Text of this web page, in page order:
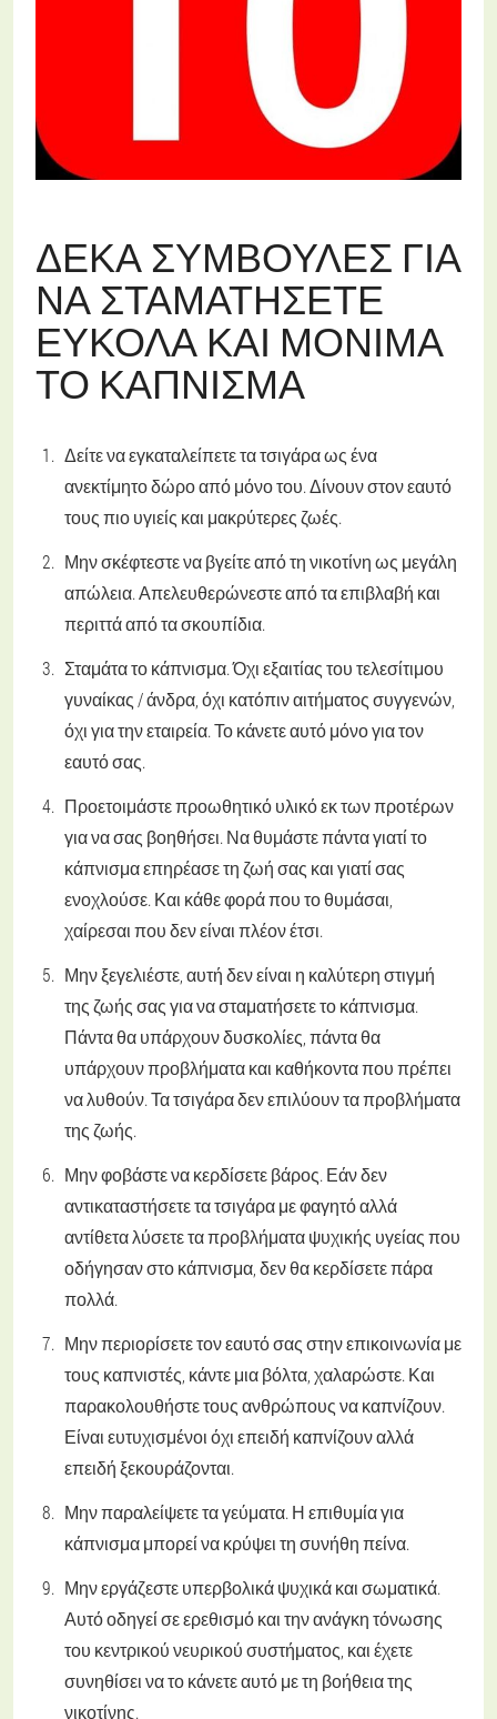
ΔΈΚΑ ΣΥΜΒΟΥΛΈΣ ΓΙΑ
ΝΑ ΣΤΑΜΑΤΉΣΕΤΕ
ΕΎΚΟΛΑ ΚΑΙ ΜΌΝΙΜΑ
ΤΟ ΚΆΠΝΙΣΜΑ
Δείτε να εγκαταλείπετε τα τσιγάρα ως ένα
ανεκτίμητο δώρο από μόνο του. Δίνουν στον εαυτό
τους πιο υγιείς και μακρύτερες ζωές.
Μην σκέφτεστε να βγείτε από τη νικοτίνη ως μεγάλη
απώλεια. Απελευθερώνεστε από τα επιβλαβή και
περιττά από τα σκουπίδια.
Σταμάτα το κάπνισμα. Όχι εξαιτίας του τελεσίτιμου
γυναίκας / άνδρα, όχι κατόπιν αιτήματος συγγενών,
όχι για την εταιρεία. Το κάνετε αυτό μόνο για τον
εαυτό σας.
Προετοιμάστε προωθητικό υλικό εκ των προτέρων
για να σας βοηθήσει. Να θυμάστε πάντα γιατί το
κάπνισμα επηρέασε τη ζωή σας και γιατί σας
ενοχλούσε. Και κάθε φορά που το θυμάσαι,
χαίρεσαι που δεν είναι πλέον έτσι.
Μην ξεγελιέστε, αυτή δεν είναι η καλύτερη στιγμή
της ζωής σας για να σταματήσετε το κάπνισμα.
Πάντα θα υπάρχουν δυσκολίες, πάντα θα
υπάρχουν προβλήματα και καθήκοντα που πρέπει
να λυθούν. Τα τσιγάρα δεν επιλύουν τα προβλήματα
της ζωής.
Μην φοβάστε να κερδίσετε βάρος. Εάν δεν
αντικαταστήσετε τα τσιγάρα με φαγητό αλλά
αντίθετα λύσετε τα προβλήματα ψυχικής υγείας που
οδήγησαν στο κάπνισμα, δεν θα κερδίσετε πάρα
πολλά.
Μην περιορίσετε τον εαυτό σας στην επικοινωνία με
τους καπνιστές, κάντε μια βόλτα, χαλαρώστε. Και
παρακολουθήστε τους ανθρώπους να καπνίζουν.
Είναι ευτυχισμένοι όχι επειδή καπνίζουν αλλά
επειδή ξεκουράζονται.
Μην παραλείψετε τα γεύματα. Η επιθυμία για
κάπνισμα μπορεί να κρύψει τη συνήθη πείνα.
Μην εργάζεστε υπερβολικά ψυχικά και σωματικά.
Αυτό οδηγεί σε ερεθισμό και την ανάγκη τόνωσης
του κεντρικού νευρικού συστήματος, και έχετε
συνηθίσει να το κάνετε αυτό με τη βοήθεια της
νικοτίνης.